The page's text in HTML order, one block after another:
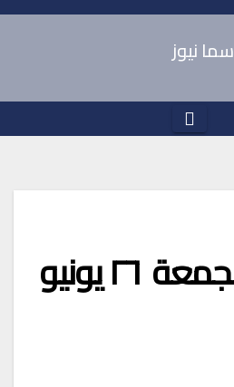
سما نيوز
أخبار البلد – الجمعة ٢٦ يونيو